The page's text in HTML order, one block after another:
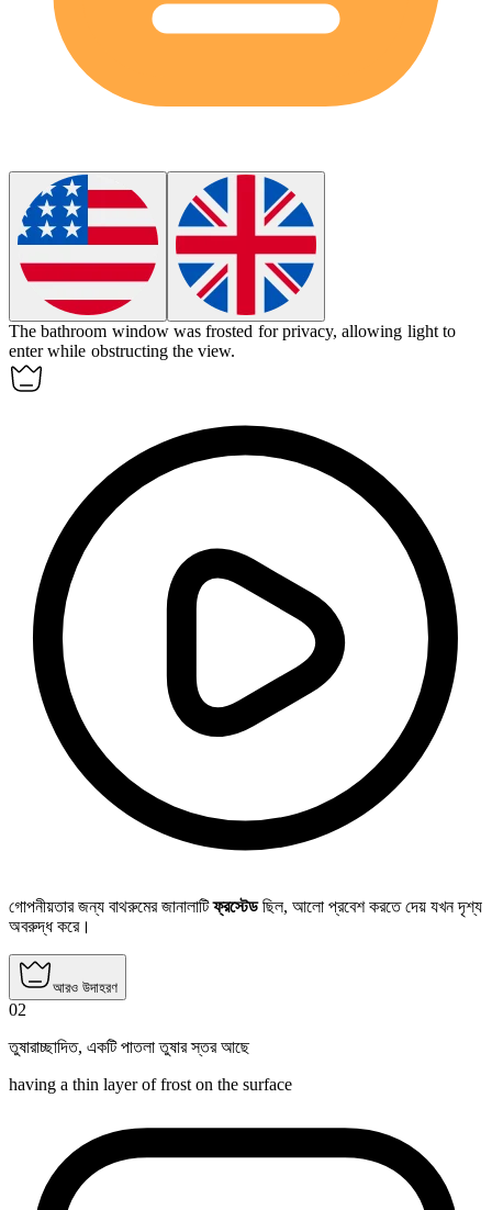
The bathroom window was frosted for privacy, allowing light to
enter while obstructing the view.
গোপনীয়তার জন্য বাথরুমের জানালাটিফ্রস্টেডছিল, আলো প্রবেশ করতে দেয় যখন দৃশ্য
অবরুদ্ধ করে।
আরও উদাহরণ
02
তুষারাচ্ছাদিত, একটি পাতলা তুষার স্তর আছে
having a thin layer of frost on the surface